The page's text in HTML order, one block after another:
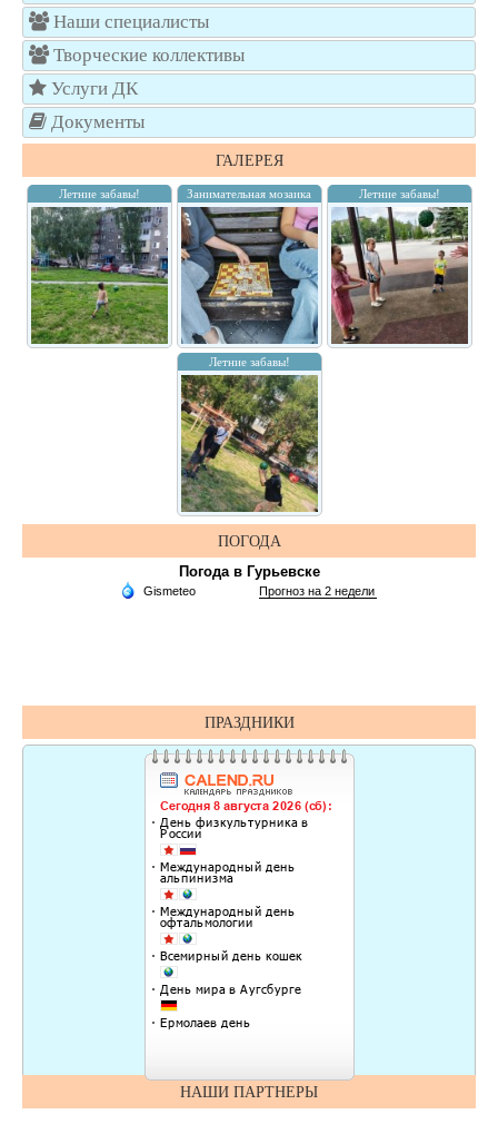
Наши специалисты
Творческие коллективы
Услуги ДК
Документы
ГАЛЕРЕЯ
Летние забавы! Занимательная мозаика Летние забавы!
Летние забавы!
ПОГОДА
Погода в Гурьевске
ПРАЗДНИКИ
НАШИ ПАРТНЕРЫ